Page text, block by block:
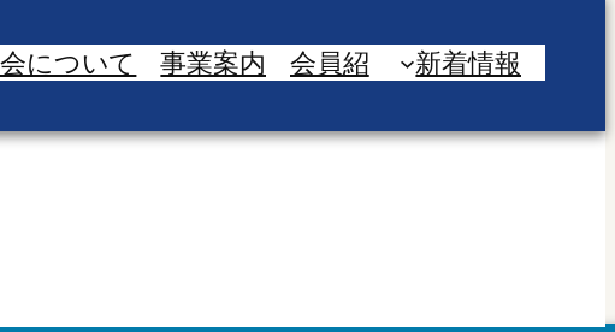
について 事業案内 会員紹 新着情報